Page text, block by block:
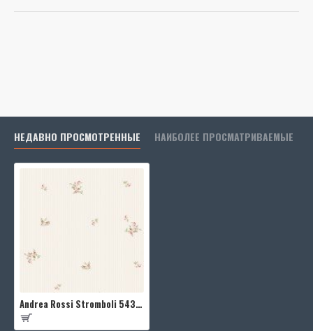
НЕДАВНО ПРОСМОТРЕННЫЕ НАИБОЛЕЕ ПРОСМАТРИВАЕМЫЕ
Andrea Rossi Stromboli 54345-1